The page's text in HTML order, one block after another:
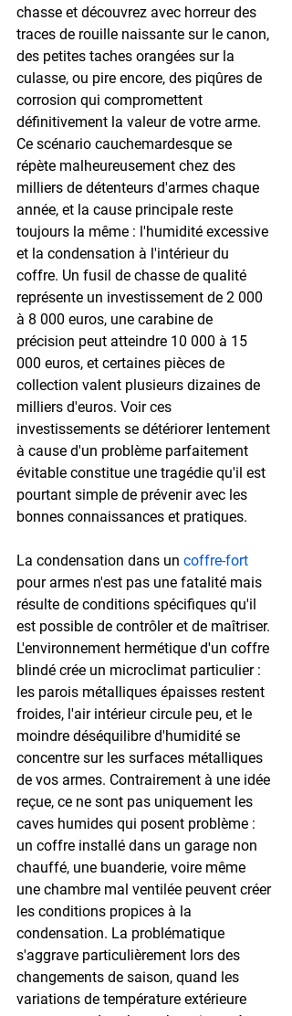
chasse et découvrez avec horreur des
traces de rouille naissante sur le canon,
des petites taches orangées sur la
culasse, ou pire encore, des piqûres de
corrosion qui compromettent
définitivement la valeur de votre arme.
Ce scénario cauchemardesque se
répète malheureusement chez des
milliers de détenteurs d'armes chaque
année, et la cause principale reste
toujours la même : l'humidité excessive
et la condensation à l'intérieur du
coffre. Un fusil de chasse de qualité
représente un investissement de 2 000
à 8 000 euros, une carabine de
précision peut atteindre 10 000 à 15
000 euros, et certaines pièces de
collection valent plusieurs dizaines de
milliers d'euros. Voir ces
investissements se détériorer lentement
à cause d'un problème parfaitement
évitable constitue une tragédie qu'il est
pourtant simple de prévenir avec les
bonnes connaissances et pratiques.
La condensation dans un coffre-fort
pour armes n'est pas une fatalité mais
résulte de conditions spécifiques qu'il
est possible de contrôler et de maîtriser.
L'environnement hermétique d'un coffre
blindé crée un microclimat particulier :
les parois métalliques épaisses restent
froides, l'air intérieur circule peu, et le
moindre déséquilibre d'humidité se
concentre sur les surfaces métalliques
de vos armes. Contrairement à une idée
reçue, ce ne sont pas uniquement les
caves humides qui posent problème :
un coffre installé dans un garage non
chauffé, une buanderie, voire même
une chambre mal ventilée peuvent créer
les conditions propices à la
condensation. La problématique
s'aggrave particulièrement lors des
changements de saison, quand les
variations de température extérieure